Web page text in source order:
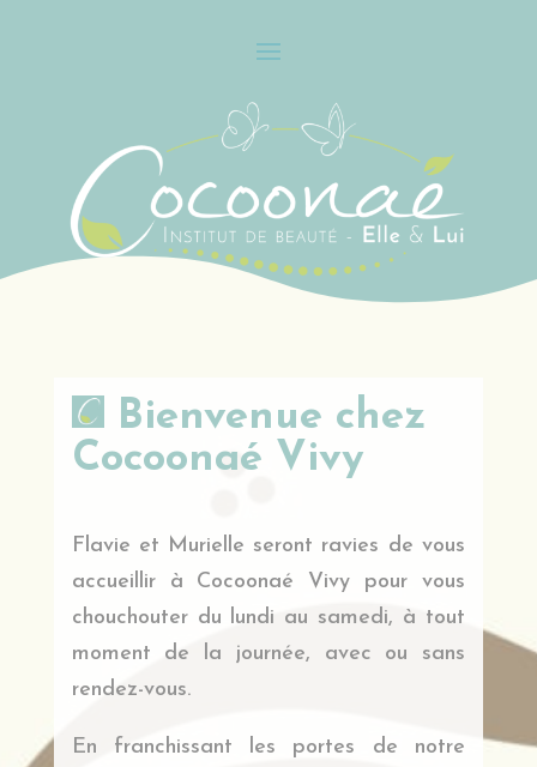
Bienvenue chez
Cocoonaé Vivy
Flavie et Murielle seront ravies de vous
accueillir à Cocoonaé Vivy pour vous
chouchouter du lundi au samedi, à tout
moment de la journée, avec ou sans
rendez-vous.
En franchissant les portes de notre